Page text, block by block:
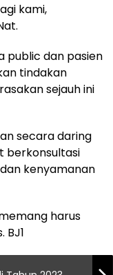
kami,
public dan pasien
tindakan
sejauh ini
secara daring
berkonsultasi
kenyamanan
harus